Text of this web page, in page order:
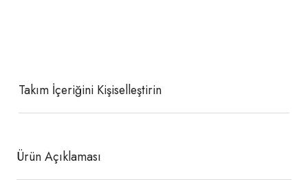
Takım İçeriğini Kişiselleştirin
Ürün Açıklaması